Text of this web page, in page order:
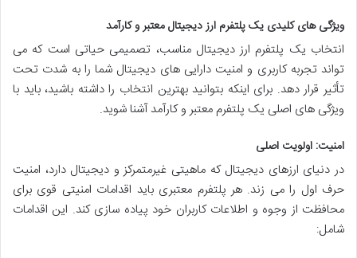
ویژگی های کلیدی یک پلتفرم ارز دیجیتال معتبر و کارآمد
انتخاب یک پلتفرم ارز دیجیتال مناسب، تصمیمی حیاتی است که می
تواند تجربه کاربری و امنیت دارایی های دیجیتال شما را به شدت تحت
تأثیر قرار دهد. برای اینکه بتوانید بهترین انتخاب را داشته باشید، باید با
ویژگی های اصلی یک پلتفرم معتبر و کارآمد آشنا شوید.
امنیت: اولویت اصلی
در دنیای ارزهای دیجیتال که ماهیتی غیرمتمرکز و دیجیتال دارد، امنیت
حرف اول را می زند. هر پلتفرم معتبری باید اقدامات امنیتی قوی برای
محافظت از وجوه و اطلاعات کاربران خود پیاده سازی کند. این اقدامات
شامل: